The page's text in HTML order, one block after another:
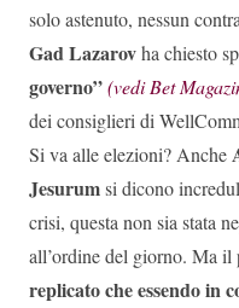
solo astenuto, nessun
Gad Lazarovha chiesto
governo”(vedi Bet
dei consiglieri di
Si va alle elezioni? Anche
Jesurumsi dicono
crisi, questa non sia stata
all’ordine del giorno. Ma il
replicato che essendo in